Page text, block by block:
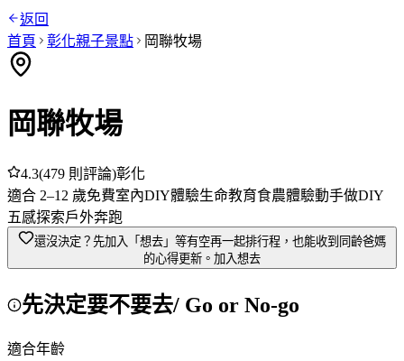
返回
首頁
彰化親子景點 岡聯牧場
岡聯牧場
4.3(479 則評論)彰化
適合 2–12 歲免費室內DIY體驗生命教育食農體驗動手做DIY
五感探索戶外奔跑
還沒決定？先加入「想去」 等有空再一起排行程，也能收到同齡爸媽
的心得更新。 加入想去
先決定要不要去/ Go or No-go
適合年齡